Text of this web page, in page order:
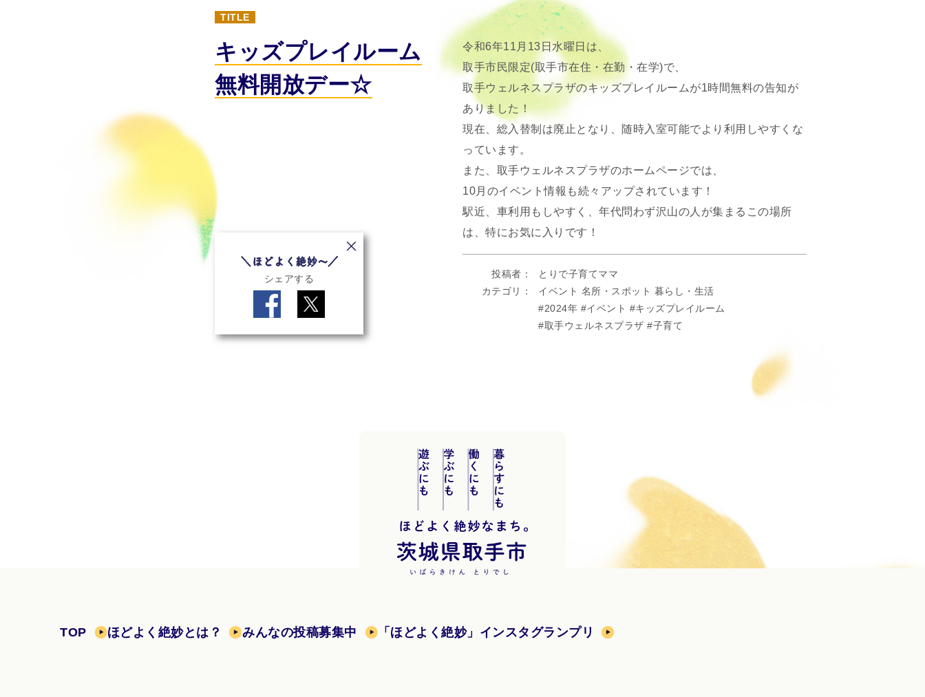
TITLE
キッズプレイルーム
無料開放デー☆
令和6年11月13日水曜日は、
取手市民限定(取手市在住・在勤・在学)で、
取手ウェルネスプラザのキッズプレイルームが1時間無料の告知が
ありました！
現在、総入替制は廃止となり、随時入室可能でより利用しやすくな
っています。
また、取手ウェルネスプラザのホームページでは、
10月のイベント情報も続々アップされています！
駅近、車利用もしやすく、年代問わず沢山の人が集まるこの場所
は、特にお気に入りです！
シェアする 投稿者
とりで子育てママ
カテゴリ
イベント 名所・スポット 暮らし・生活
2024年
イベント
キッズプレイルーム
取手ウェルネスプラザ
子育て
TOP ほどよく絶妙とは？ みんなの投稿募集中 「ほどよく絶妙」インスタグランプリ